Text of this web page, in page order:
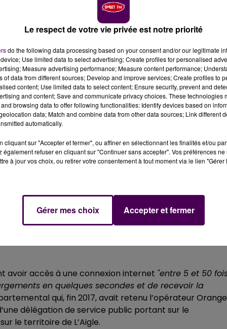
de l’été, les travaux de déploiement du réseau
alentours :"Le début de la commercialisation de
décembre, des habitants de L’Aigle pourront ainsi
indique le Conseil départemental de l’Orne,
connexion et les avantages de la fibre pour naviguer
Conseil départemental et l’office Orne Métropole Très
dans la salle Michaux à L’Aigle :
les usages de la fibre, le projet de déploiement et le
de L’Aigle et de Saint-Sulpice-sur-Risle,
reste du territoire : en janvier, à une date encore
Ménil-Bérard, Saint-Hilaire-sur Risle, Saint-
de Chandai, Saint-Martin-d’Ecublei, Saint-Michel-
Iton.
avoir accès à une connexion internet "entre 5 et 50
en quelques secondes et de recevoir la
qui, fin 2017, avait retenu l’opérateur Orange
délégation de service public portant sur le
le territoire de L’Aigle.
Le respect de votre vie privée est notre priorité
do the following data processing based on your consent and/or our legitimate
Use limited data to select advertising; Create profiles for personalised
Measure advertising performance; Measure content performance;
of data from different sources; Develop and improve services; Create profiles to
content; Use limited data to select content; Ensure security, prevent and
and content; Save and communicate privacy choices. These technologies
browsing data to offer following functionalities: Identify devices based on
data; Match and combine data from other data sources; Link different
automatically.
cliquant sur "Accepter et fermer", ou affiner en sélectionnant les finalités et/ou
également refuser en cliquant sur "Continuer sans accepter". Vos préférences
à jour vos choix, ou retirer votre consentement à tout moment via le lien
Gérer mes choix Accepter et fermer